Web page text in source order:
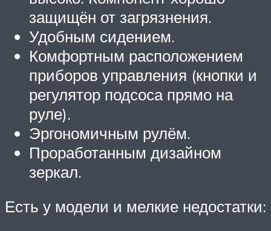
защищён от загрязнения.
Удобным сидением.
Комфортным расположением
приборов управления (кнопки и
регулятор подсоса прямо на
руле).
Эргономичным рулём.
Проработанным дизайном
зеркал.
Есть у модели и мелкие недостатки: